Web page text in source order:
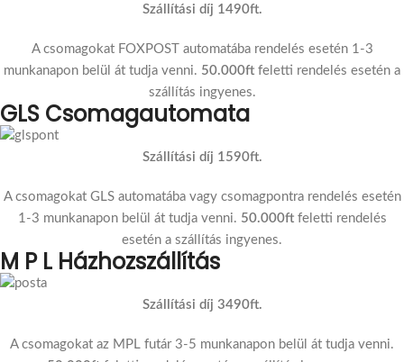
Szállítási díj 1490ft.
A csomagokat FOXPOST automatába rendelés esetén 1-3
munkanapon belül át tudja venni. 50.000ft feletti rendelés esetén a
szállítás ingyenes.
GLS Csomagautomata
Szállítási díj 1590ft.
A csomagokat GLS automatába vagy csomagpontra rendelés esetén
1-3 munkanapon belül át tudja venni. 50.000ftfeletti rendelés
esetén a szállítás ingyenes.
M P L Házhozszállítás
Szállítási díj 3490ft.
A csomagokat az MPL futár 3-5 munkanapon belül át tudja venni.